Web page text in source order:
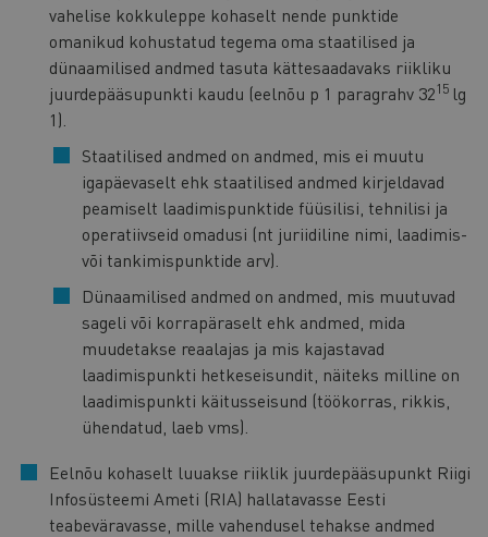
vahelise kokkuleppe kohaselt nende punktide
omanikud kohustatud tegema oma staatilised ja
dünaamilised andmed tasuta kättesaadavaks riikliku
juurdepääsupunkti kaudu (eelnõu p 1 paragrahv 3215 lg
1).
Staatilised andmed on andmed, mis ei muutu
igapäevaselt ehk staatilised andmed kirjeldavad
peamiselt laadimispunktide füüsilisi, tehnilisi ja
operatiivseid omadusi (nt juriidiline nimi, laadimis-
või tankimispunktide arv).
Dünaamilised andmed on andmed, mis muutuvad
sageli või korrapäraselt ehk andmed, mida
muudetakse reaalajas ja mis kajastavad
laadimispunkti hetkeseisundit, näiteks milline on
laadimispunkti käitusseisund (töökorras, rikkis,
ühendatud, laeb vms).
Eelnõu kohaselt luuakse riiklik juurdepääsupunkt Riigi
Infosüsteemi Ameti (RIA) hallatavasse Eesti
teabeväravasse, mille vahendusel tehakse andmed